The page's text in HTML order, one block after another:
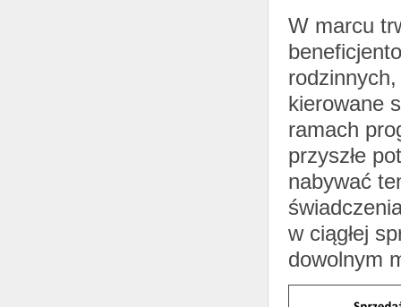
W marcu
kierowane
ramach
przyszłe
nabywać
w ciągłej
dowolnym